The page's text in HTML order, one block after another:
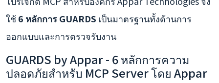
ใช้6 หลักการ GUARDS เป็นมาตรฐานทั้งด้านการ
ออกแบบและการตรวจรับงาน
GUARDS by Appar - 6 หลักการความ
ปลอดภัยสำหรับ MCP Server โดย Appar